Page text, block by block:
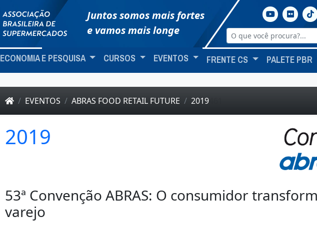
Juntos somos mais fortes
e vamos mais longe
ECONOMIA E PESQUISA CURSOS EVENTOS FRENTE CS PALETE PBR
EVENTOS ABRAS FOOD RETAIL FUTURE 2019
2019
53ª Convenção ABRAS: O consumidor
varejo